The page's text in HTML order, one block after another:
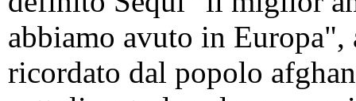
abbiamo avuto in Europa",
ricordato dal popolo